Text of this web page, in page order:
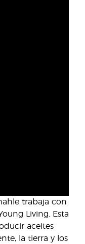
trabaja con
Living. Esta
aceites
la tierra y los